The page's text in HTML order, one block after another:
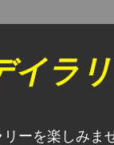
イラ
ーを楽しみま